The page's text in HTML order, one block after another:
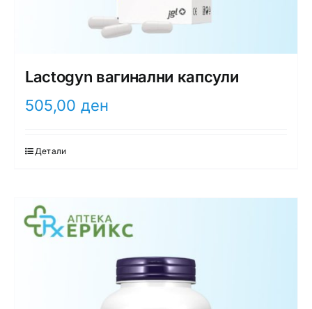
Lactogyn вагинални капсули
505,00 ден
Детали